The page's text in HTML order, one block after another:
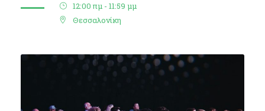
12:00 πμ - 11:59 μμ
Θεσσαλονίκη